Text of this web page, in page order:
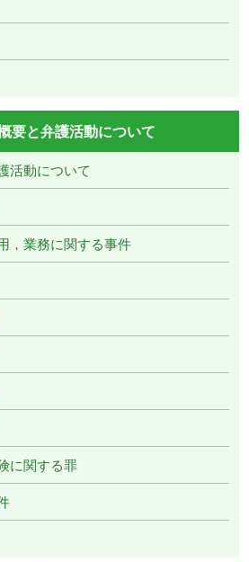
要と弁護活動について
活動について
，業務に関する事件
に関する罪